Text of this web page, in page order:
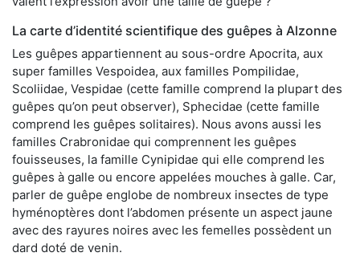
La carte d’identité scientifique des guêpes à Alzonne
Les guêpes appartiennent au sous-ordre Apocrita, aux
super familles Vespoidea, aux familles Pompilidae,
Scoliidae, Vespidae (cette famille comprend la plupart des
guêpes qu’on peut observer), Sphecidae (cette famille
comprend les guêpes solitaires). Nous avons aussi les
familles Crabronidae qui comprennent les guêpes
fouisseuses, la famille Cynipidae qui elle comprend les
guêpes à galle ou encore appelées mouches à galle. Car,
parler de guêpe englobe de nombreux insectes de type
hyménoptères dont l’abdomen présente un aspect jaune
avec des rayures noires avec les femelles possèdent un
dard doté de venin.